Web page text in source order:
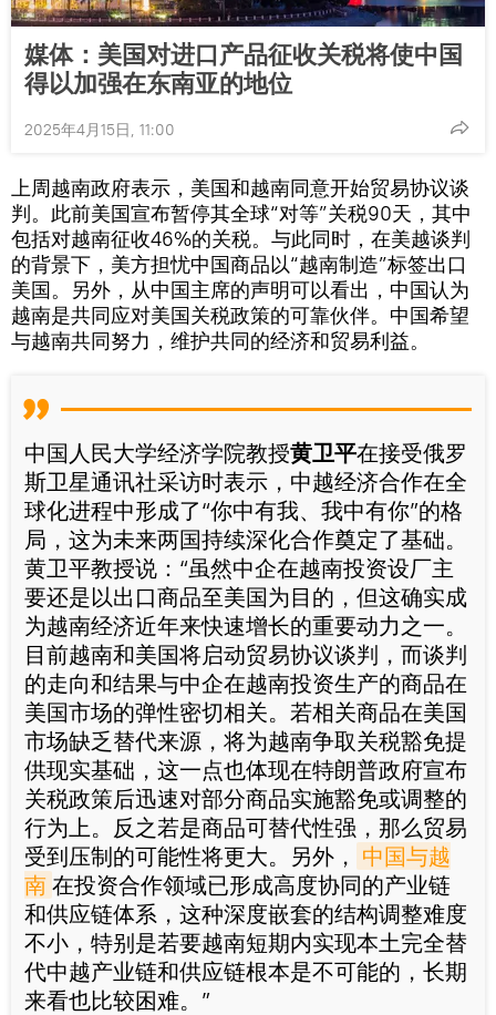
媒体：美国对进口产品征收关税将使中国
得以加强在东南亚的地位
2025年4月15日, 11:00
上周越南政府表示，美国和越南同意开始贸易协议谈
判。此前美国宣布暂停其全球“对等”关税90天，其中
包括对越南征收46%的关税。与此同时，在美越谈判
的背景下，美方担忧中国商品以“越南制造”标签出口
美国。另外，从中国主席的声明可以看出，中国认为
越南是共同应对美国关税政策的可靠伙伴。中国希望
与越南共同努力，维护共同的经济和贸易利益。
中国人民大学经济学院教授黄卫平在接受俄罗
斯卫星通讯社采访时表示，中越经济合作在全
球化进程中形成了“你中有我、我中有你”的格
局，这为未来两国持续深化合作奠定了基础。
黄卫平教授说：“虽然中企在越南投资设厂主
要还是以出口商品至美国为目的，但这确实成
为越南经济近年来快速增长的重要动力之一。
目前越南和美国将启动贸易协议谈判，而谈判
的走向和结果与中企在越南投资生产的商品在
美国市场的弹性密切相关。若相关商品在美国
市场缺乏替代来源，将为越南争取关税豁免提
供现实基础，这一点也体现在特朗普政府宣布
关税政策后迅速对部分商品实施豁免或调整的
行为上。反之若是商品可替代性强，那么贸易
受到压制的可能性将更大。另外， 中国与越
南 在投资合作领域已形成高度协同的产业链
和供应链体系，这种深度嵌套的结构调整难度
不小，特别是若要越南短期内实现本土完全替
代中越产业链和供应链根本是不可能的，长期
来看也比较困难。”